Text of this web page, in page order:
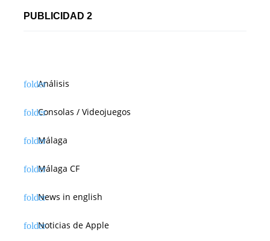
PUBLICIDAD 2
Análisis
Consolas / Videojuegos
Málaga
Málaga CF
News in english
Noticias de Apple